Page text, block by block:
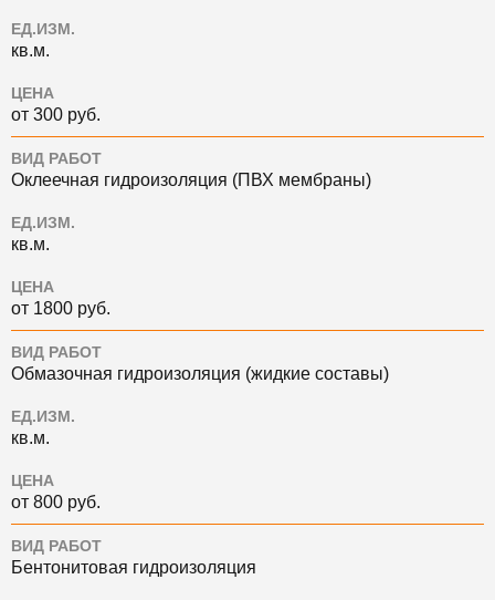
ЕД.ИЗМ.
кв.м.
ЦЕНА
от 300 руб.
ВИД РАБОТ
Оклеечная гидроизоляция (ПВХ мембраны)
ЕД.ИЗМ.
кв.м.
ЦЕНА
от 1800 руб.
ВИД РАБОТ
Обмазочная гидроизоляция (жидкие составы)
ЕД.ИЗМ.
кв.м.
ЦЕНА
от 800 руб.
ВИД РАБОТ
Бентонитовая гидроизоляция